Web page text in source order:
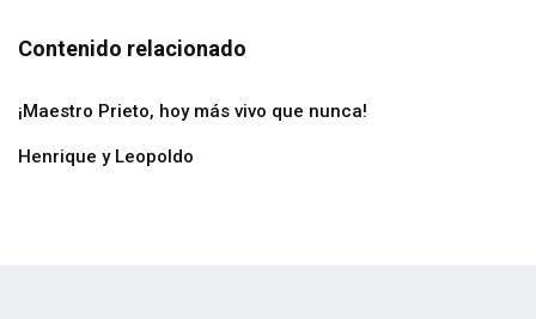
Contenido relacionado
¡Maestro Prieto, hoy más vivo que nunca!
Henrique y Leopoldo